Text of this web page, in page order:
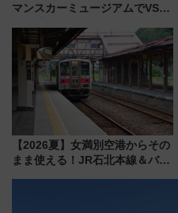
マンスカーミュージアムでVSE
15日スタート
【2026夏】女満別空港からその
まま使える！JR石北本線＆バス